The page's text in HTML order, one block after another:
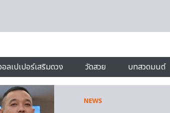
อลเปเปอร์เสริมดวง วัดสวย บทสวดมนต์
NEWS